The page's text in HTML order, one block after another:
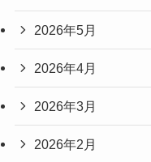
2026年5月
2026年4月
2026年3月
2026年2月